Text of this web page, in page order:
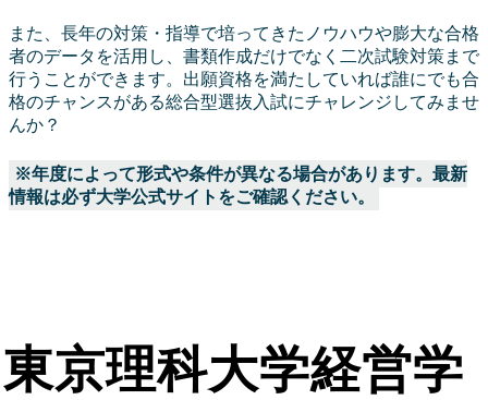
また、長年の対策・指導で培ってきたノウハウや膨大な合格
者のデータを活用し、書類作成だけでなく二次試験対策まで
行うことができます。出願資格を満たしていれば誰にでも合
格のチャンスがある総合型選抜入試にチャレンジしてみませ
んか？
※年度によって形式や条件が異なる場合があります。最新
情報は必ず大学公式サイトをご確認ください。
東京理科大学経営学